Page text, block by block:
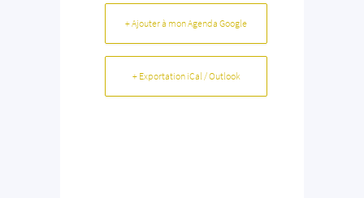
+ Ajouter à mon Agenda Google
+ Exportation iCal / Outlook